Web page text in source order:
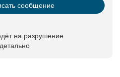
сообщение
на разрушение